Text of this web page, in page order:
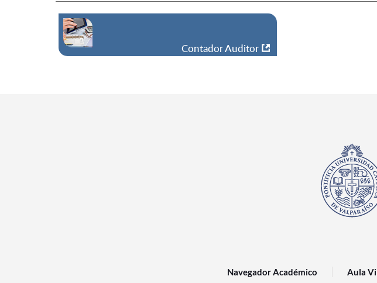
Contador Auditor
Navegador Académico Aula